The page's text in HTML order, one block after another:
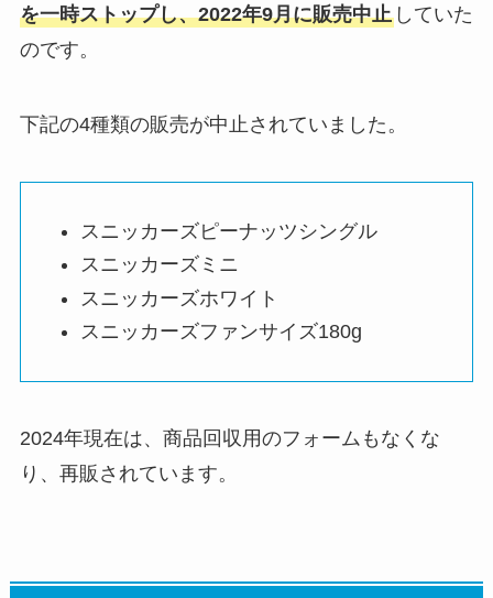
を一時ストップし、2022年9月に販売中止していた
のです。
下記の4種類の販売が中止されていました。
スニッカーズピーナッツシングル
スニッカーズミニ
スニッカーズホワイト
スニッカーズファンサイズ180g
2024年現在は、商品回収用のフォームもなくな
り、再販されています。